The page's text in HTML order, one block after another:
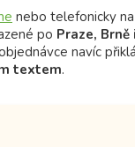
nebo telefonicky na
po Praze, Brně
navíc
textem.